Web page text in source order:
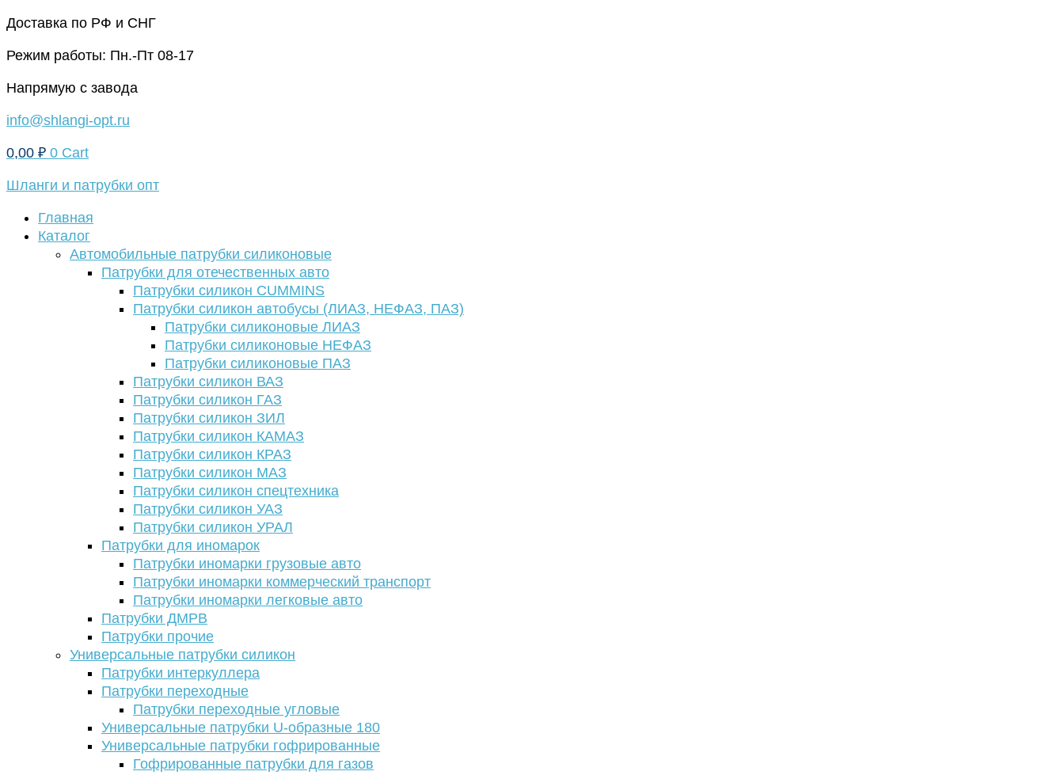
Перейти
содержимому
Доставка по РФ и СНГ
Режим работы: Пн.-Пт 08-17
Напрямую с завода
info@shlangi-opt.ru
0,00 ₽ 0 Cart
Шланги и патрубки опт
Главная
Каталог
Автомобильные патрубки силиконовые
Патрубки для отечественных авто
Патрубки силикон CUMMINS
Патрубки силикон автобусы (ЛИАЗ, НЕФАЗ, ПАЗ)
Патрубки силиконовые ЛИАЗ
Патрубки силиконовые НЕФАЗ
Патрубки силиконовые ПАЗ
Патрубки силикон ВАЗ
Патрубки силикон ГАЗ
Патрубки силикон ЗИЛ
Патрубки силикон КАМАЗ
Патрубки силикон КРАЗ
Патрубки силикон МАЗ
Патрубки силикон спецтехника
Патрубки силикон УАЗ
Патрубки силикон УРАЛ
Патрубки для иномарок
Патрубки иномарки грузовые авто
Патрубки иномарки коммерческий транспорт
Патрубки иномарки легковые авто
Патрубки ДМРВ
Патрубки прочие
Универсальные патрубки силикон
Патрубки интеркуллера
Патрубки переходные
Патрубки переходные угловые
Универсальные патрубки U-образные 180
Универсальные патрубки гофрированные
Гофрированные патрубки для газов